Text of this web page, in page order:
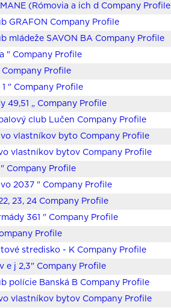
(Rómovia a ich d Company Profile
GRAFON Company Profile
mládeže SAVON BA Company Profile
" Company Profile
Company Profile
" Company Profile
49,51 „ Company Profile
club Lučen Company Profile
vlastníkov byto Company Profile
vlastníkov bytov Company Profile
Company Profile
2037 " Company Profile
23, 24 Company Profile
361 " Company Profile
Profile
stredisko - K Company Profile
e j 2,3" Company Profile
polície Banská B Company Profile
vlastníkov bytov Company Profile